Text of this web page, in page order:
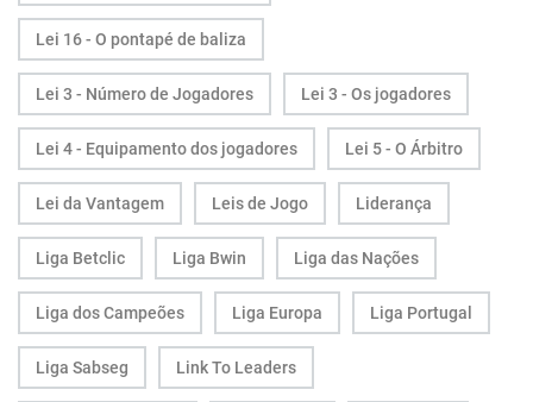
Lei 16 - O pontapé de baliza
Lei 3 - Número de Jogadores Lei 3 - Os jogadores
Lei 4 - Equipamento dos jogadores Lei 5 - O Árbitro
Lei da Vantagem Leis de Jogo Liderança
Liga Betclic Liga Bwin Liga das Nações
Liga dos Campeões Liga Europa Liga Portugal
Liga Sabseg Link To Leaders